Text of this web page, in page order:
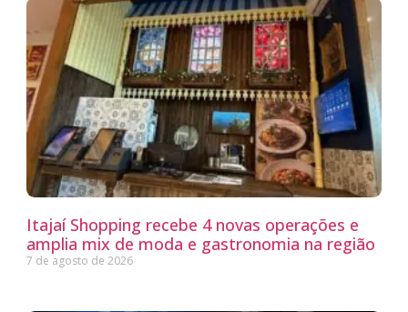
Itajaí Shopping recebe 4 novas operações e
amplia mix de moda e gastronomia na região
7 de agosto de 2026